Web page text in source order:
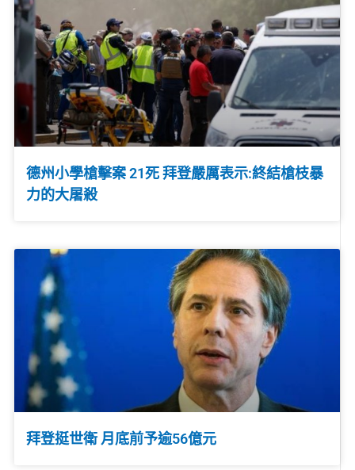
德州小學槍擊案 21死 拜登嚴厲表示:終結槍枝暴
力的大屠殺
拜登挺世衛 月底前予逾56億元